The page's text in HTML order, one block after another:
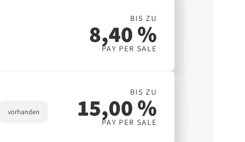
BIS ZU
8,40 %
PAY PER SALE
vorhanden
BIS ZU
15,00 %
PAY PER SALE